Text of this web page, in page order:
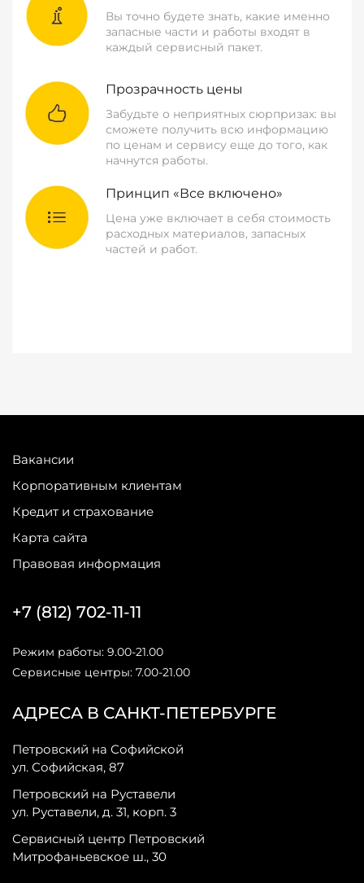
Вы точно будете знать, какие именно
запасные части и работы входят в
каждый сервисный пакет.
Прозрачность цены
Забудьте о неприятных сюрпризах: вы
сможете получить всю информацию
по ценам и сервису еще до того, как
начнутся работы.
Принцип «Все включено»
Цена уже включает в себя стоимость
расходных материалов, запасных
частей и работ.
Вакансии
Корпоративным клиентам
Кредит и страхование
Карта сайта
Правовая информация
АДРЕСА В САНКТ-ПЕТЕРБУРГЕ
Петровский на Софийской
ул. Софийская, 87
Петровский на Руставели
ул. Руставели, д. 31, корп. 3
Сервисный центр Петровский
Митрофаньевское ш., 30
+7 (812) 702-11-11
Режим работы: 9.00-21.00
Сервисные центры: 7.00-21.00